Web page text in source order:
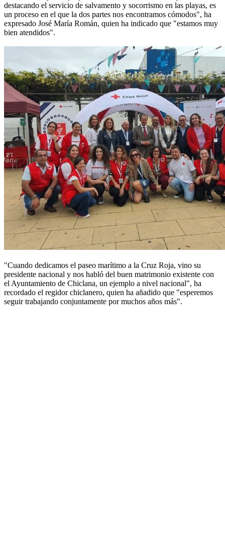
destacando el servicio de salvamento y socorrismo en las playas, es
un proceso en el que la dos partes nos encontramos cómodos", ha
expresado José María Román, quien ha indicado que "estamos muy
bien atendidos".
"Cuando dedicamos el paseo marítimo a la Cruz Roja, vino su
presidente nacional y nos habló del buen matrimonio existente con
el Ayuntamiento de Chiclana, un ejemplo a nivel nacional", ha
recordado el regidor chiclanero, quien ha añadido que "esperemos
seguir trabajando conjuntamente por muchos años más".